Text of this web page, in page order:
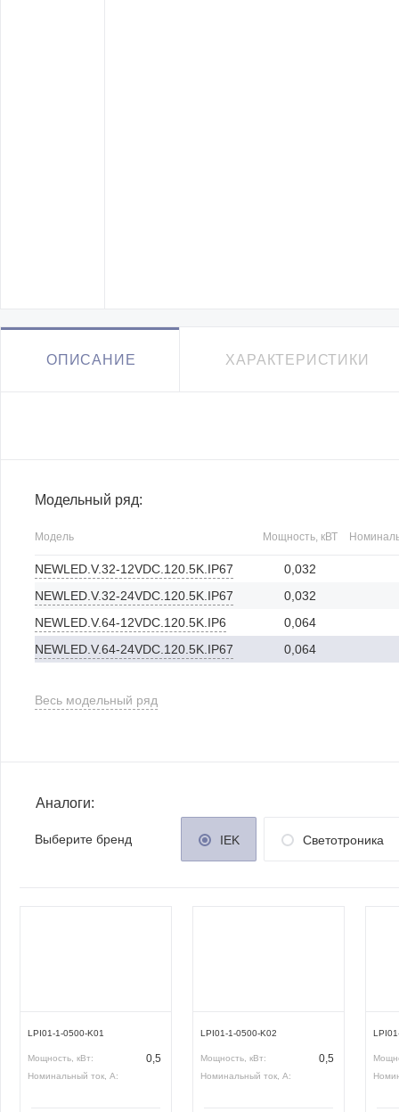
ОПИСАНИЕ ХАРАКТЕРИСТИКИ
Модельный ряд:
Модель Мощность, кВТ
NEWLED.V.32-12VDC.120.5K.IP67
0,032
NEWLED.V.32-24VDC.120.5K.IP67
0,032
NEWLED.V.64-12VDC.120.5K.IP6
0,064
NEWLED.V.64-24VDC.120.5K.IP67
0,064
Весь модельный ряд
Аналоги:
Выберите бренд IEK Светотроника
LPI01-1-0500-K01
Мощность, кВт: 0,5
Номинальный ток, А:
LPI01-1-0500-K02
Мощность, кВт: 0,5
Номинальный ток, А: